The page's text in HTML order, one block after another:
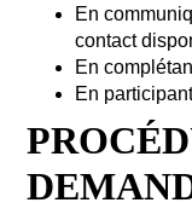
En
contact
En
En